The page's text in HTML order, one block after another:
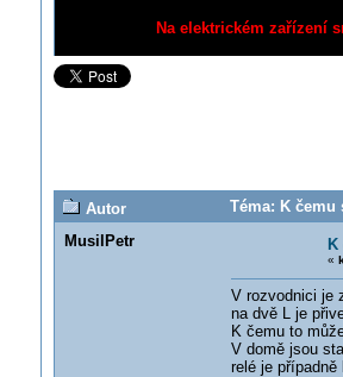
Na elektrickém zařízení
Autor
Téma: K čemu
MusilPetr
«
V rozvodnici je
na dvě L je
K čemu to
V domě jsou
relé je případně